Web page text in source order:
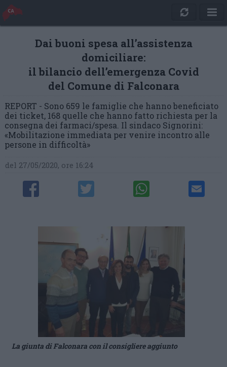
Dai buoni spesa all’assistenza
domiciliare:
il bilancio dell’emergenza Covid
del Comune di Falconara
REPORT - Sono 659 le famiglie che hanno beneficiato
dei ticket, 168 quelle che hanno fatto richiesta per la
consegna dei farmaci/spesa. Il sindaco Signorini:
«Mobilitazione immediata per venire incontro alle
persone in difficoltà»
del 27/05/2020, ore 16:24
La giunta di Falconara con il consigliere aggiunto